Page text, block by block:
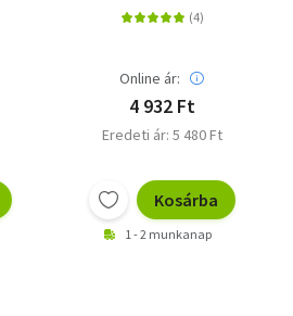
Online ár:
4 932 Ft
Eredeti ár: 5 480 Ft
Kosárba
1 - 2 munkanap